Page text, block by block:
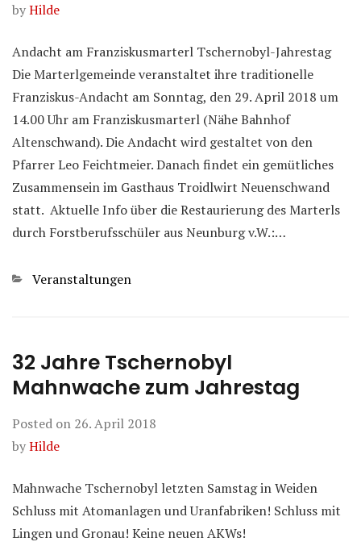
byHilde
Andacht am Franziskusmarterl Tschernobyl-Jahrestag
Die Marterlgemeinde veranstaltet ihre traditionelle
Franziskus-Andacht am Sonntag, den 29. April 2018 um
14.00 Uhr am Franziskusmarterl (Nähe Bahnhof
Altenschwand). Die Andacht wird gestaltet von den
Pfarrer Leo Feichtmeier. Danach findet ein gemütliches
Zusammensein im Gasthaus Troidlwirt Neuenschwand
statt. Aktuelle Info über die Restaurierung des Marterls
durch Forstberufsschüler aus Neunburg v.W.:…
Categories
Veranstaltungen
32 Jahre Tschernobyl
Mahnwache zum Jahrestag
Posted on 26. April 2018
byHilde
Mahnwache Tschernobyl letzten Samstag in Weiden
Schluss mit Atomanlagen und Uranfabriken! Schluss mit
Lingen und Gronau! Keine neuen AKWs!